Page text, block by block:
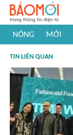
NÓNG MỚI
#Khám phá thế giới
TIN LIÊN QUAN